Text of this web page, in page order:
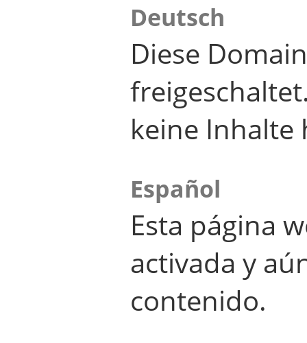
Deutsch
Diese
keine Inhalte
Español
Esta página
activada y
contenido.